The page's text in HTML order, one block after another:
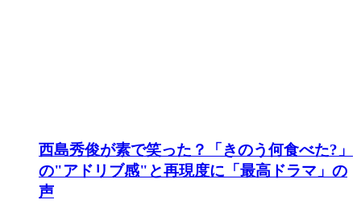
西島秀俊が素で笑った？「きのう何食べた?」
の"アドリブ感"と再現度に「最高ドラマ」の
声